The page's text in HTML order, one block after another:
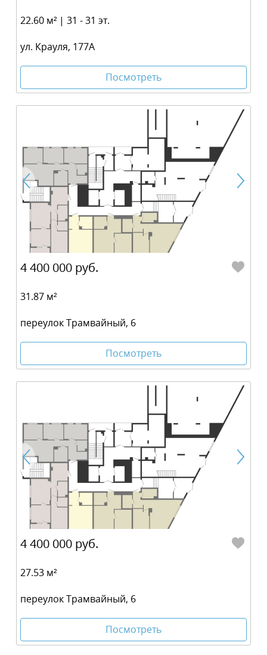
22.60 м² | 31 - 31 эт.
ул. Крауля, 177А
Посмотреть
4 400 000 руб.
31.87 м²
переулок Трамвайный, 6
Посмотреть
4 400 000 руб.
27.53 м²
переулок Трамвайный, 6
Посмотреть